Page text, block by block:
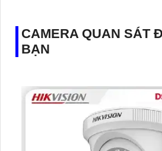
CAMERA QUAN SÁT
BẠN